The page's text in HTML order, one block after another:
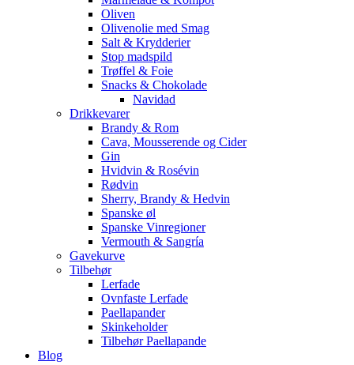
Oliven
Olivenolie med Smag
Salt & Krydderier
Stop madspild
Trøffel & Foie
Snacks & Chokolade
Navidad
Drikkevarer
Brandy & Rom
Cava, Mousserende og Cider
Gin
Hvidvin & Rosévin
Rødvin
Sherry, Brandy & Hedvin
Spanske øl
Spanske Vinregioner
Vermouth & Sangría
Gavekurve
Tilbehør
Lerfade
Ovnfaste Lerfade
Paellapander
Skinkeholder
Tilbehør Paellapande
Blog